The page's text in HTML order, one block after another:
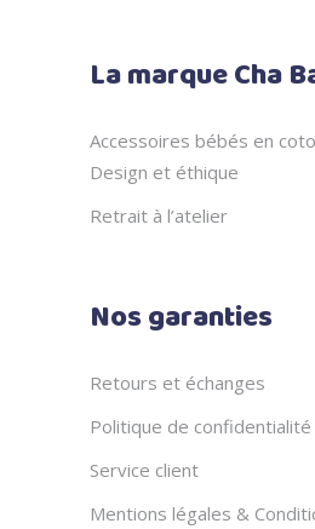
La marque Cha
Accessoires bébés en
Design et éthique
Retrait à l’atelier
Nos garanties
Retours et échanges
Politique de confidentialité
Service client
Mentions légales &